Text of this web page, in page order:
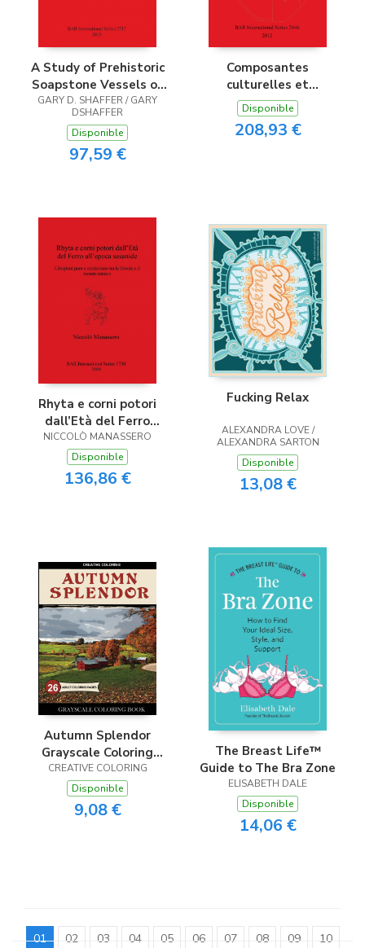
A Study of Prehistoric
Soapstone Vessels of
the Middle Atlantic
Region of the United
States
GARY D. SHAFFER / GARY
DSHAFFER
Disponible
97,59 €
Composantes
culturelles et
premières productions
céramiques du Bronze
ancien dans le Sud-Est
Disponible
208,93 €
Rhyta e corni potori
dall’Età del Ferro
all’epoca sasanide
NICCOLÒ MANASSERO
Disponible
136,86 €
Fucking Relax
ALEXANDRA LOVE /
ALEXANDRA SARTON
Disponible
13,08 €
Autumn Splendor
Grayscale Coloring
Book
CREATIVE COLORING
Disponible
9,08 €
The Breast Life™
Guide to The Bra Zone
ELISABETH DALE
Disponible
14,06 €
01 02 03 04 05 06 07 08 09
10